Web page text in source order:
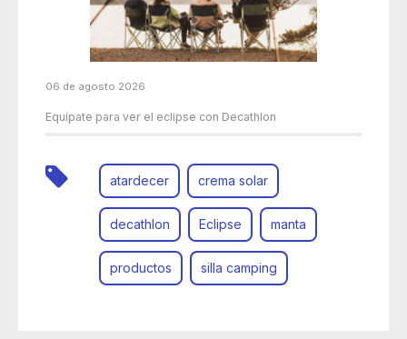
06 de agosto 2026
Equípate para ver el eclipse con Decathlon
atardecer crema solar
decathlon Eclipse manta
productos silla camping